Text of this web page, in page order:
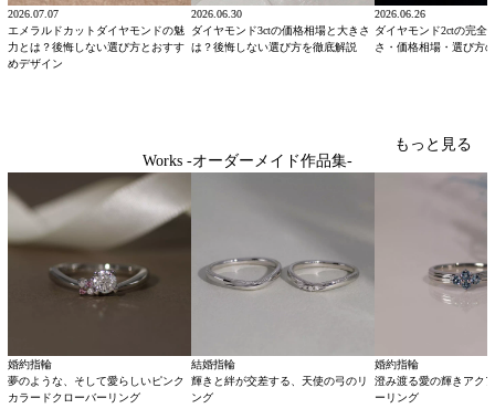
2026.07.07
エメラルドカットダイヤモンドの魅
力とは？後悔しない選び方とおすす
めデザイン
2026.06.30
ダイヤモンド3ctの価格相場と大きさ
は？後悔しない選び方を徹底解説
2026.06.26
ダイヤモンド2ctの完全
さ・価格相場・選び方
Works -オーダーメイド作品集-
もっと見る
婚約指輪
夢のような、そして愛らしいピンク
カラードクローバーリング
結婚指輪
輝きと絆が交差する、天使の弓のリ
ング
婚約指輪
澄み渡る愛の輝きアク
ーリング